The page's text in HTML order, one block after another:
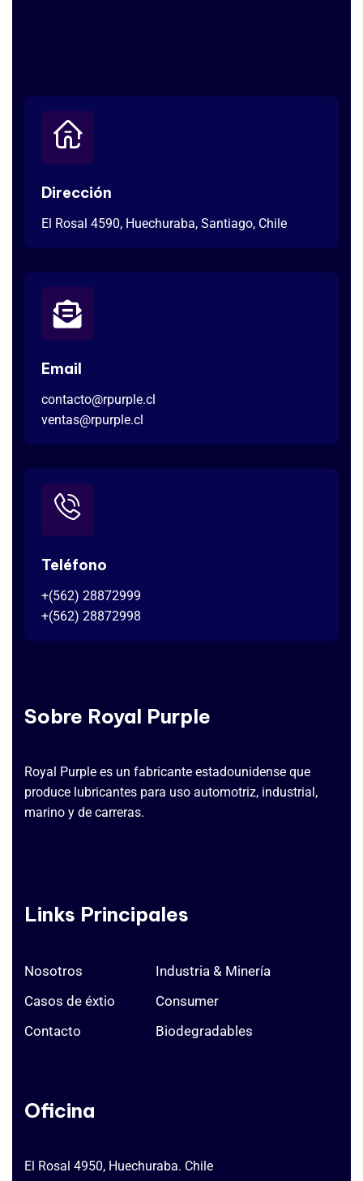
Dirección
El Rosal 4590, Huechuraba, Santiago, Chile
Email
contacto@rpurple.cl
ventas@rpurple.cl
Teléfono
+(562) 28872999
+(562) 28872998
Sobre Royal Purple
Royal Purple es un fabricante estadounidense que
produce lubricantes para uso automotriz, industrial,
marino y de carreras.
Links Principales
Nosotros
Casos de éxtio
Contacto
Industria & Minería
Consumer
Biodegradables
Oficina
El Rosal 4950, Huechuraba. Chile